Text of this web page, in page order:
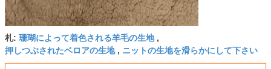
札: 珊瑚によって着色される羊毛の生地,
押しつぶされたベロアの生地, ニットの生地を滑らかにして下さい